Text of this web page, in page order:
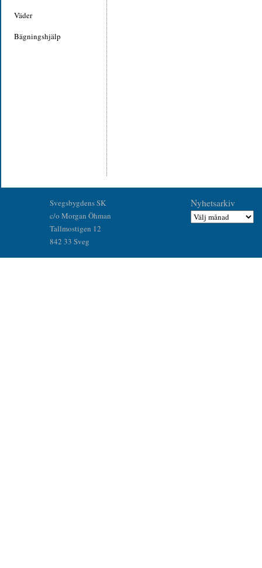
Väder
Bägningshjälp
Svegsbygdens SK
c/o Morgan Öhman
Tallmostigen 12
842 33 Sveg
Nyhetsarkiv